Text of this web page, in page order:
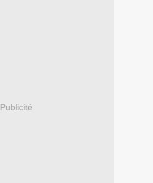
Publicité